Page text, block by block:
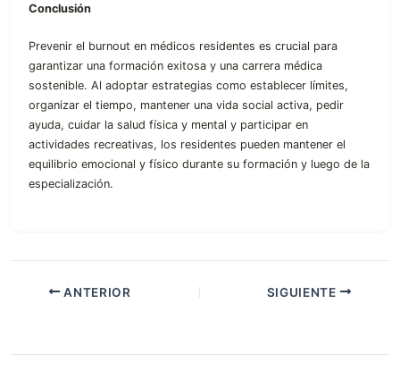
Conclusión
Prevenir el burnout en médicos residentes es crucial para
garantizar una formación exitosa y una carrera médica
sostenible. Al adoptar estrategias como establecer límites,
organizar el tiempo, mantener una vida social activa, pedir
ayuda, cuidar la salud física y mental y participar en
actividades recreativas, los residentes pueden mantener el
equilibrio emocional y físico durante su formación y luego de la
especialización.
ANTERIOR SIGUIENTE